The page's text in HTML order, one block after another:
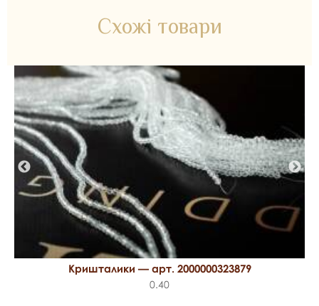
2000000323893 6 мм — матеріал для весільних суконь,
декору та колекцій ательє. Доступний оптом і в роздріб в
Схожі товари
Кришталики — арт. 2000000323879
0.40